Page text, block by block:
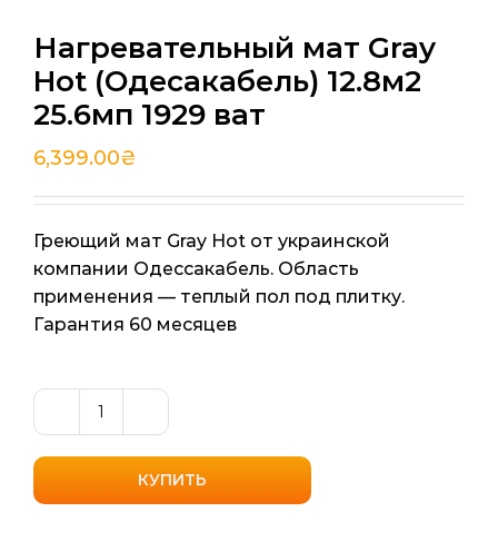
Нагревательный мат Gray
Hot (Одесакабель) 12.8м2
25.6мп 1929 ват
6,399.00₴
Греющий мат Gray Hot от украинской
компании Одессакабель. Область
применения — теплый пол под плитку.
Гарантия 60 месяцев
Количество
товара
Нагревательный
мат
КУПИТЬ